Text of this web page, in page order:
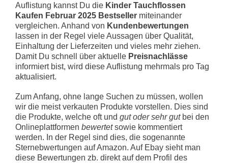
Auflistung kannst Du die Kinder Tauchflossen
Kaufen Februar 2025 Bestseller miteinander
vergleichen. Anhand von Kundenbewertungen
lassen in der Regel viele Aussagen über Qualität,
Einhaltung der Lieferzeiten und vieles mehr ziehen.
Damit Du schnell über aktuelle Preisnachlässe
informiert bist, wird diese Auflistung mehrmals pro Tag
aktualisiert.
Zum Anfang, ohne lange Suchen zu müssen, wollen
wir die meist verkauten Produkte vorstellen. Dies sind
die Produkte, welche oft und gut oder sehr gutbei den
Onlineplattformen bewertetsowie kommentiert
werden. In der Regel sind dies, die sogenannte
Sternebwertungen auf Amazon. Auf Ebay sieht man
diese Bewertungen zb. direkt auf dem Profil des